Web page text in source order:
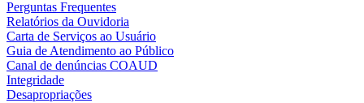
Perguntas Frequentes
Relatórios da Ouvidoria
Carta de Serviços ao Usuário
Guia de Atendimento ao Público
Canal de denúncias COAUD
Integridade
Desapropriações